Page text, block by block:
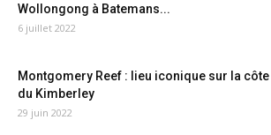
Wollongong à Batemans...
6 juillet 2022
Montgomery Reef : lieu iconique sur la côte
du Kimberley
29 juin 2022